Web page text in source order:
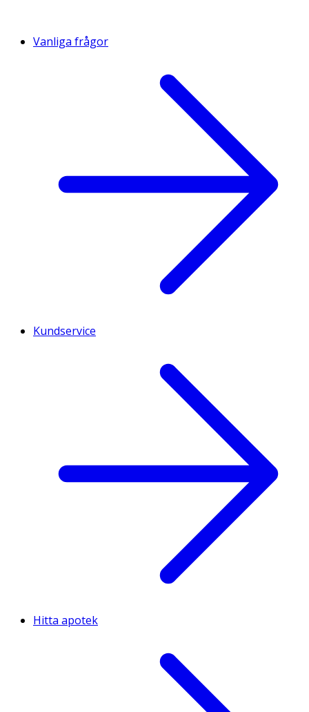
Vanliga frågor
Kundservice
Hitta apotek